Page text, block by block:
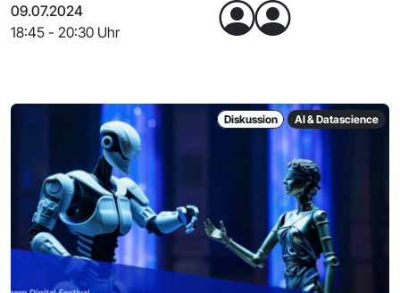
09.07.2024
18:45 - 20:30 Uhr
Diskussion AI & Datascience